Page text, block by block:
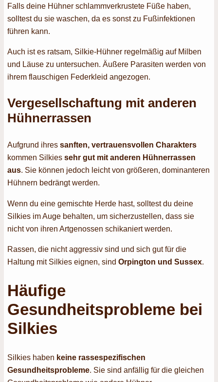
Falls deine Hühner schlammverkrustete Füße haben,
solltest du sie waschen, da es sonst zu Fußinfektionen
führen kann.
Auch ist es ratsam, Silkie-Hühner regelmäßig auf Milben
und Läuse zu untersuchen. Äußere Parasiten werden von
ihrem flauschigen Federkleid angezogen.
Vergesellschaftung mit anderen
Hühnerrassen
Aufgrund ihressanften, vertrauensvollen Charakters
kommen Silkiessehr gut mit anderen Hühnerrassen
aus. Sie können jedoch leicht von größeren, dominanteren
Hühnern bedrängt werden.
Wenn du eine gemischte Herde hast, solltest du deine
Silkies im Auge behalten, um sicherzustellen, dass sie
nicht von ihren Artgenossen schikaniert werden.
Rassen, die nicht aggressiv sind und sich gut für die
Haltung mit Silkies eignen, sindOrpington und Sussex.
Häufige
Gesundheitsprobleme bei
Silkies
Silkies haben keine rassespezifischen
Gesundheitsprobleme. Sie sind anfällig für die gleichen